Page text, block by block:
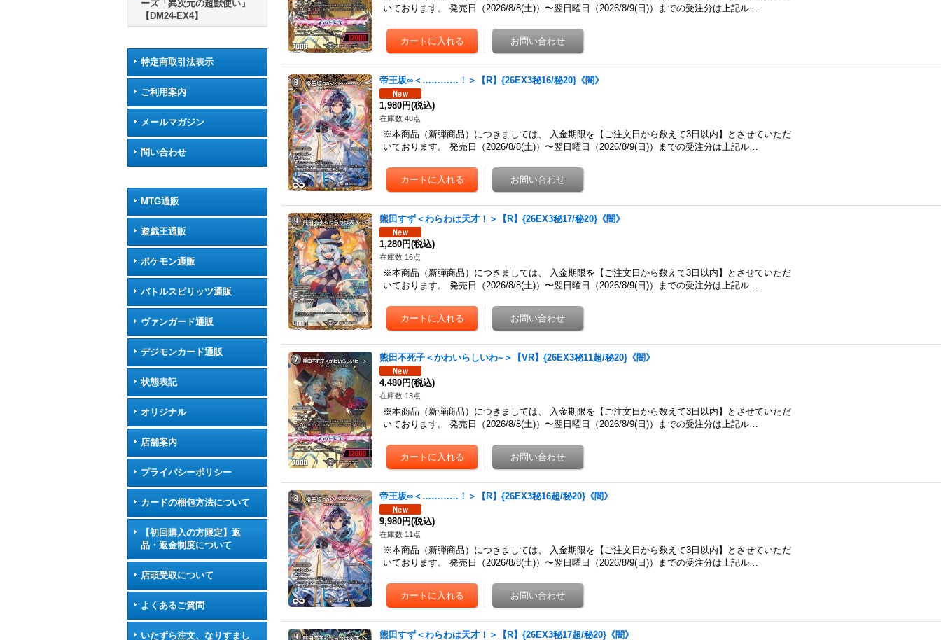
ーズ「異次元の超獣使い」
【DM24-EX4】
特定商取引法表示
ご利用案内
メールマガジン
問い合わせ
MTG通販
遊戯王通販
ポケモン通販
バトルスピリッツ通販
ヴァンガード通販
デジモンカード通販
状態表記
オリジナル
店舗案内
プライバシーポリシー
カードの梱包方法について
【初回購入の方限定】返
品・返金制度について
店頭受取について
よくあるご質問
いたずら注文、なりすまし
いております。 発売日（2026/8/8(土)）〜翌日曜日（2026/8/9(日)）までの受注分は上記ル…
帝王坂∞＜…………！＞【R】{26EX3秘16/秘20}《闇》
1,980円(税込)
在庫数 48点
※本商品（新弾商品）につきましては、 入金期限を【ご注文日から数えて3日以内】とさせていただ
いております。 発売日（2026/8/8(土)）〜翌日曜日（2026/8/9(日)）までの受注分は上記ル…
熊田すず＜わらわは天才！＞【R】{26EX3秘17/秘20}《闇》
1,280円(税込)
在庫数 16点
※本商品（新弾商品）につきましては、 入金期限を【ご注文日から数えて3日以内】とさせていただ
いております。 発売日（2026/8/8(土)）〜翌日曜日（2026/8/9(日)）までの受注分は上記ル…
熊田不死子＜かわいらしいわ~＞【VR】{26EX3秘11超/秘20}《闇》
4,480円(税込)
在庫数 13点
※本商品（新弾商品）につきましては、 入金期限を【ご注文日から数えて3日以内】とさせていただ
いております。 発売日（2026/8/8(土)）〜翌日曜日（2026/8/9(日)）までの受注分は上記ル…
帝王坂∞＜…………！＞【R】{26EX3秘16超/秘20}《闇》
9,980円(税込)
在庫数 11点
※本商品（新弾商品）につきましては、 入金期限を【ご注文日から数えて3日以内】とさせていただ
いております。 発売日（2026/8/8(土)）〜翌日曜日（2026/8/9(日)）までの受注分は上記ル…
熊田すず＜わらわは天才！＞【R】{26EX3秘17超/秘20}《闇》